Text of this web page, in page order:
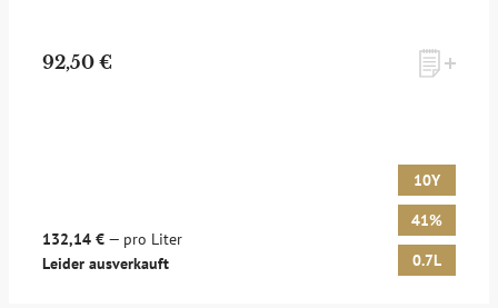
92,50 €
132,14 € — pro Liter
Leider ausverkauft
10Y
41%
0.7L
Möchten Sie ein für Newsletter-Abonnenten exklusives
auf dem Laufenden gehalten werden? Dann melden Sie sich